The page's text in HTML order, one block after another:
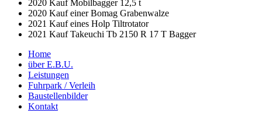
2020 Kauf Mobilbagger 12,5 t
2020 Kauf einer Bomag Grabenwalze
2021 Kauf eines Holp Tiltrotator
2021 Kauf Takeuchi Tb 2150 R 17 T Bagger
Home
über E.B.U.
Leistungen
Fuhrpark / Verleih
Baustellenbilder
Kontakt